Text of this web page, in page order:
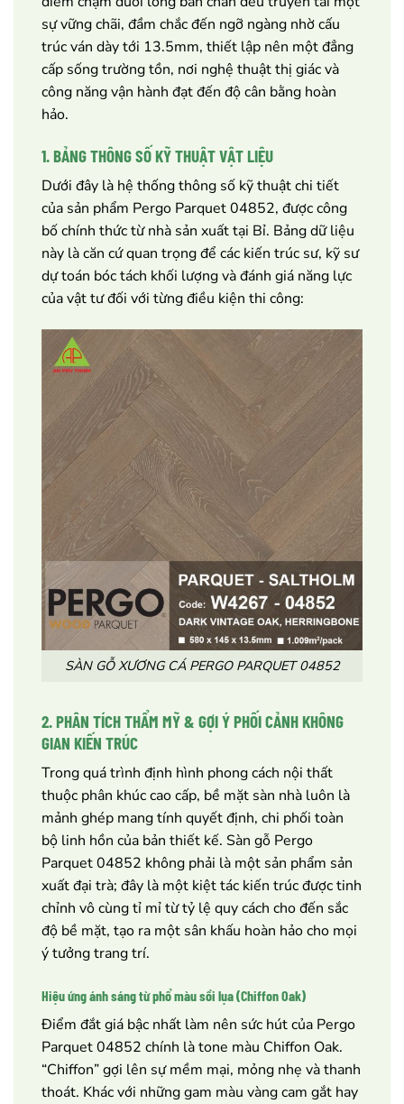
sự vững chãi, đầm chắc đến ngỡ ngàng nhờ cấu
trúc ván dày tới 13.5mm, thiết lập nên một đẳng
cấp sống trường tồn, nơi nghệ thuật thị giác và
công năng vận hành đạt đến độ cân bằng hoàn
hảo.
1. BẢNG THÔNG SỐ KỸ THUẬT VẬT LIỆU
Dưới đây là hệ thống thông số kỹ thuật chi tiết
của sản phẩm Pergo Parquet 04852, được công
bố chính thức từ nhà sản xuất tại Bỉ. Bảng dữ liệu
này là căn cứ quan trọng để các kiến trúc sư, kỹ sư
dự toán bóc tách khối lượng và đánh giá năng lực
của vật tư đối với từng điều kiện thi công:
SÀN GỖ XƯƠNG CÁ PERGO PARQUET 04852
2. PHÂN TÍCH THẨM MỸ & GỢI Ý PHỐI CẢNH KHÔNG
GIAN KIẾN TRÚC
Trong quá trình định hình phong cách nội thất
thuộc phân khúc cao cấp, bề mặt sàn nhà luôn là
mảnh ghép mang tính quyết định, chi phối toàn
bộ linh hồn của bản thiết kế. Sàn gỗ Pergo
Parquet 04852 không phải là một sản phẩm sản
xuất đại trà; đây là một kiệt tác kiến trúc được tinh
chỉnh vô cùng tỉ mỉ từ tỷ lệ quy cách cho đến sắc
độ bề mặt, tạo ra một sân khấu hoàn hảo cho mọi
ý tưởng trang trí.
Hiệu ứng ánh sáng từ phổ màu sồi lụa (Chiffon Oak)
Điểm đắt giá bậc nhất làm nên sức hút của Pergo
Parquet 04852 chính là tone màu Chiffon Oak.
“Chiffon” gợi lên sự mềm mại, mỏng nhẹ và thanh
thoát. Khác với những gam màu vàng cam gắt hay